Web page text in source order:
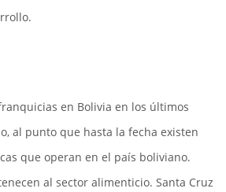
en Bolivia en los últimos
al punto que hasta la fecha existen
que operan en el país boliviano.
al sector alimenticio. Santa Cruz